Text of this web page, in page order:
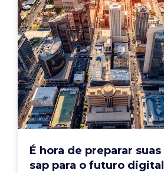
É hora de preparar
sap para o futuro